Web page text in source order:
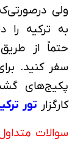
ولی
به ترکیه را
حتماً از
سفر کنید.
پکیج‌های
کارگزار تور
سوالات